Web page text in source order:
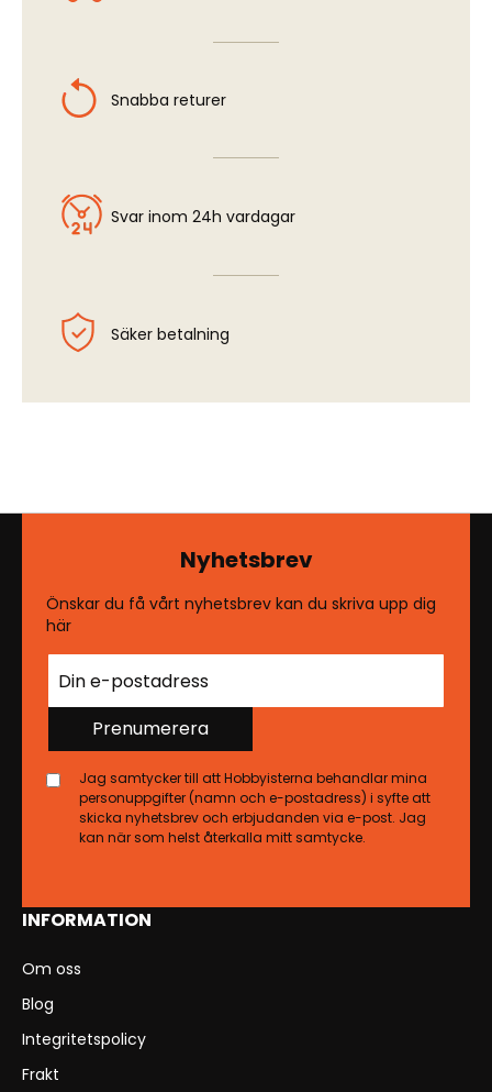
Snabba returer
Svar inom 24h vardagar
Säker betalning
INFORMATION
Om oss
Blog
Integritetspolicy
Frakt
Nyhetsbrev
Önskar du få vårt nyhetsbrev kan du skriva upp dig
här
Prenumerera
Jag samtycker till att Hobbyisterna behandlar mina
personuppgifter (namn och e-postadress) i syfte att
skicka nyhetsbrev och erbjudanden via e-post. Jag
kan när som helst återkalla mitt samtycke.